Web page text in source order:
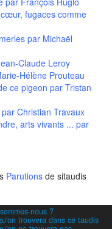
fugaces comme
par Michaël
Claude Leroy
Hélène Prouteau
ce pigeon par Tristan
par Christian Travaux
arts vivants ... par
Parutions de sitaudis
nous ?
trouvera dans ce taudis